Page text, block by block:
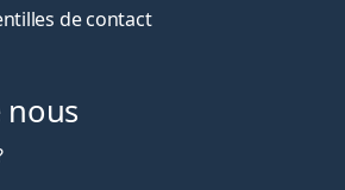
de contact
nous